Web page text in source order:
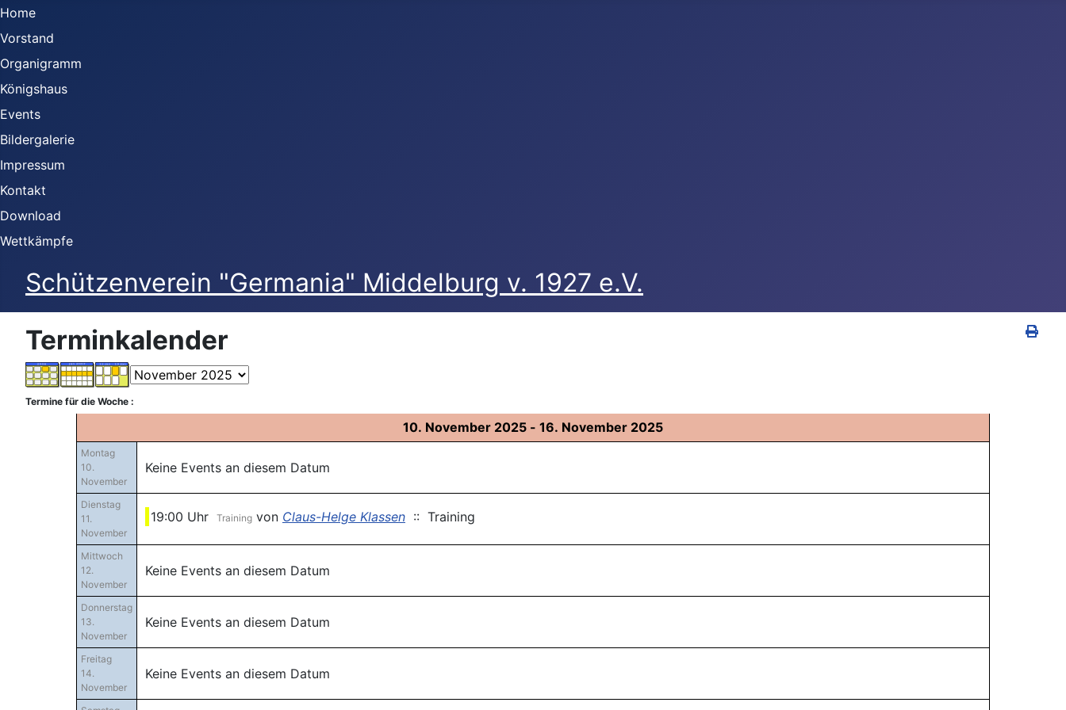
Home
Vorstand
Organigramm
Königshaus
Events
Bildergalerie
Impressum
Kontakt
Download
Wettkämpfe
Schützenverein "Germania" Middelburg v. 1927 e.V.
Terminkalender
Termine für die Woche :
10. November 2025 - 16. November 2025
Montag
10.
November
Keine Events an diesem Datum
Dienstag
11.
November
19:00 Uhr Training von Claus-Helge Klassen :: Training
Mittwoch
12.
November
Keine Events an diesem Datum
Donnerstag
13.
November
Keine Events an diesem Datum
Freitag
14.
November
Keine Events an diesem Datum